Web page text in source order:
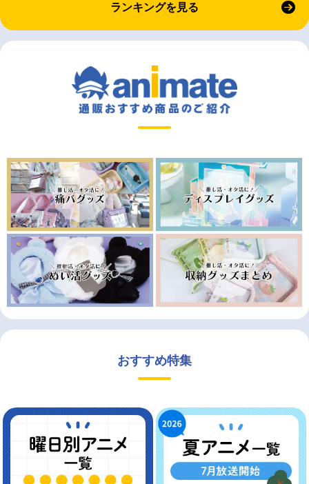
ランキングを見る
おすすめ特集